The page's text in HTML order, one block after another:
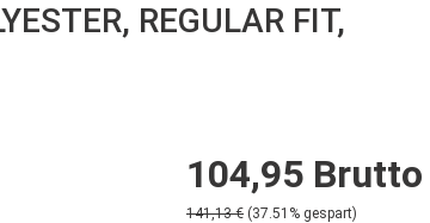
REGULAR FIT,
104,95 Brutto
141,13 € (37.51% gespart)